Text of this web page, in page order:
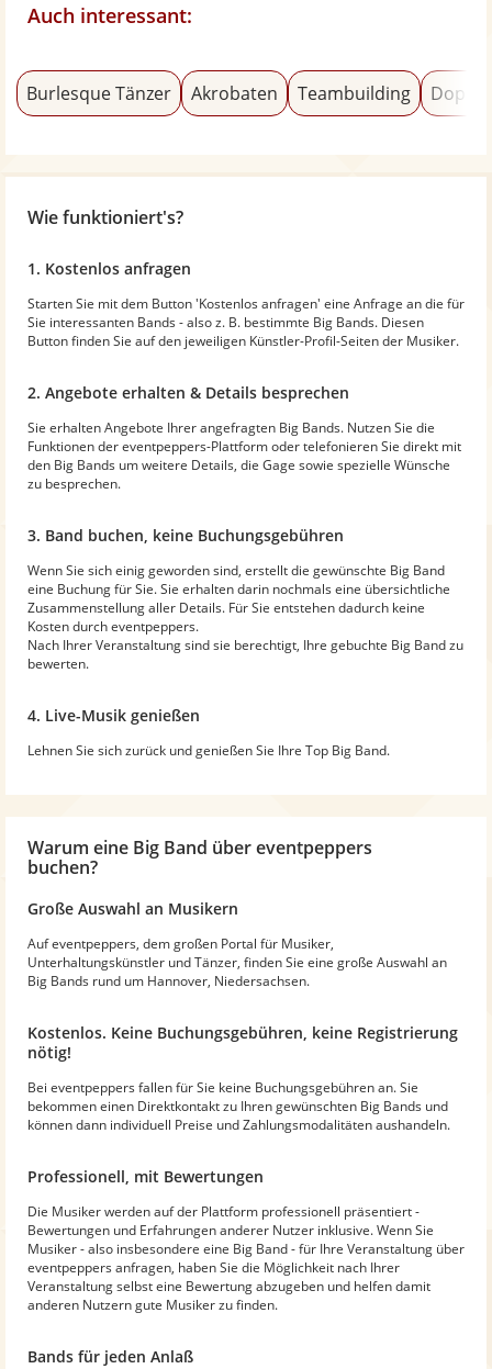
Auch interessant:
Burlesque Tänzer Akrobaten Teambuilding
Wie funktioniert's?
1. Kostenlos anfragen
Starten Sie mit dem Button 'Kostenlos anfragen' eine Anfrage an die für
Sie interessanten Bands - also z. B. bestimmte Big Bands. Diesen
Button finden Sie auf den jeweiligen Künstler-Profil-Seiten der Musiker.
2. Angebote erhalten & Details besprechen
Sie erhalten Angebote Ihrer angefragten Big Bands. Nutzen Sie die
Funktionen der eventpeppers-Plattform oder telefonieren Sie direkt mit
den Big Bands um weitere Details, die Gage sowie spezielle Wünsche
zu besprechen.
3. Band buchen, keine Buchungsgebühren
Wenn Sie sich einig geworden sind, erstellt die gewünschte Big Band
eine Buchung für Sie. Sie erhalten darin nochmals eine übersichtliche
Zusammenstellung aller Details. Für Sie entstehen dadurch keine
Kosten durch eventpeppers.
Nach Ihrer Veranstaltung sind sie berechtigt, Ihre gebuchte Big Band zu
bewerten.
4. Live-Musik genießen
Lehnen Sie sich zurück und genießen Sie Ihre Top Big Band.
Warum eine Big Band über eventpeppers
buchen?
Große Auswahl an Musikern
Auf eventpeppers, dem großen Portal für Musiker,
Unterhaltungskünstler und Tänzer, finden Sie eine große Auswahl an
Big Bands rund um Hannover, Niedersachsen.
Kostenlos. Keine Buchungsgebühren, keine Registrierung
nötig!
Bei eventpeppers fallen für Sie keine Buchungsgebühren an. Sie
bekommen einen Direktkontakt zu Ihren gewünschten Big Bands und
können dann individuell Preise und Zahlungsmodalitäten aushandeln.
Professionell, mit Bewertungen
Die Musiker werden auf der Plattform professionell präsentiert -
Bewertungen und Erfahrungen anderer Nutzer inklusive. Wenn Sie
Musiker - also insbesondere eine Big Band - für Ihre Veranstaltung über
eventpeppers anfragen, haben Sie die Möglichkeit nach Ihrer
Veranstaltung selbst eine Bewertung abzugeben und helfen damit
anderen Nutzern gute Musiker zu finden.
Bands für jeden Anlaß